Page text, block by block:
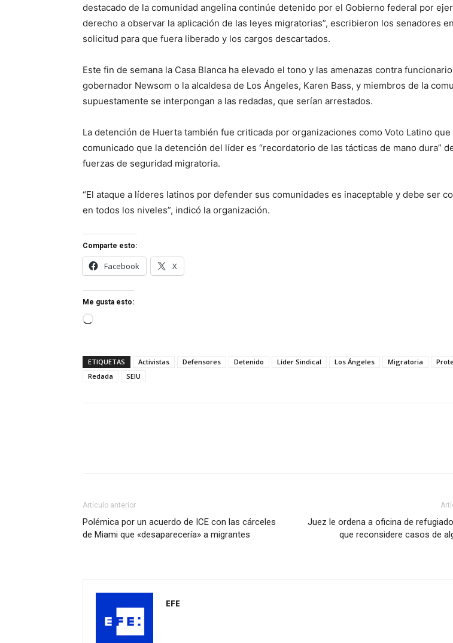
destacado de la comunidad angelina continúe detenido por el Gobierno federal por
derecho a observar la aplicación de las leyes migratorias”, escribieron los senadores
solicitud para que fuera liberado y los cargos descartados.
Este fin de semana la Casa Blanca ha elevado el tono y las amenazas contra
gobernador Newsom o la alcaldesa de Los Ángeles, Karen Bass, y miembros de la
supuestamente se interpongan a las redadas, que serían arrestados.
La detención de Huerta también fue criticada por organizaciones como Voto Latino
comunicado que la detención del líder es “recordatorio de las tácticas de mano dura”
fuerzas de seguridad migratoria.
“El ataque a líderes latinos por defender sus comunidades es inaceptable y debe ser
en todos los niveles”, indicó la organización.
Comparte esto:
Facebook X
Me gusta esto:
Cargando...
ETIQUETAS Activistas Defensores Detenido Líder Sindical Los Ángeles Migratoria
Redada
SEIU
Artículo anterior
Polémica por un acuerdo de ICE con las cárceles
de Miami que «desaparecería» a migrantes
Juez le ordena a oficina de
que reconsidere casos de
EFE